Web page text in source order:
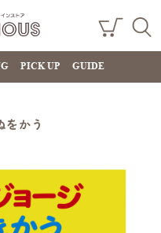
ョー
ライ
ング
カー
PICK UP GUIDE
かう